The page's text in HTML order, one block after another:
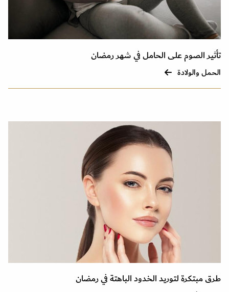
تأثير الصوم على الحامل في شهر رمضان
الحمل والولادة
طرق مبتكرة لتوريد الخدود الباهتة في رمضان